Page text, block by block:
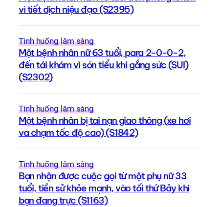
vì tiết dịch niệu đạo (S2395)
Tình huống lâm sàng
Một bệnh nhân nữ 63 tuổi, para 2-0-0-2,
đến tái khám vì són tiểu khi gắng sức (SUI)
(S2302)
Tình huống lâm sàng
Một bệnh nhân bị tai nạn giao thông (xe hơi
va chạm tốc độ cao) (S1842)
Tình huống lâm sàng
Bạn nhận được cuộc gọi từ một phụ nữ 33
tuổi, tiền sử khỏe mạnh, vào tối thứ Bảy khi
bạn đang trực (S1163)